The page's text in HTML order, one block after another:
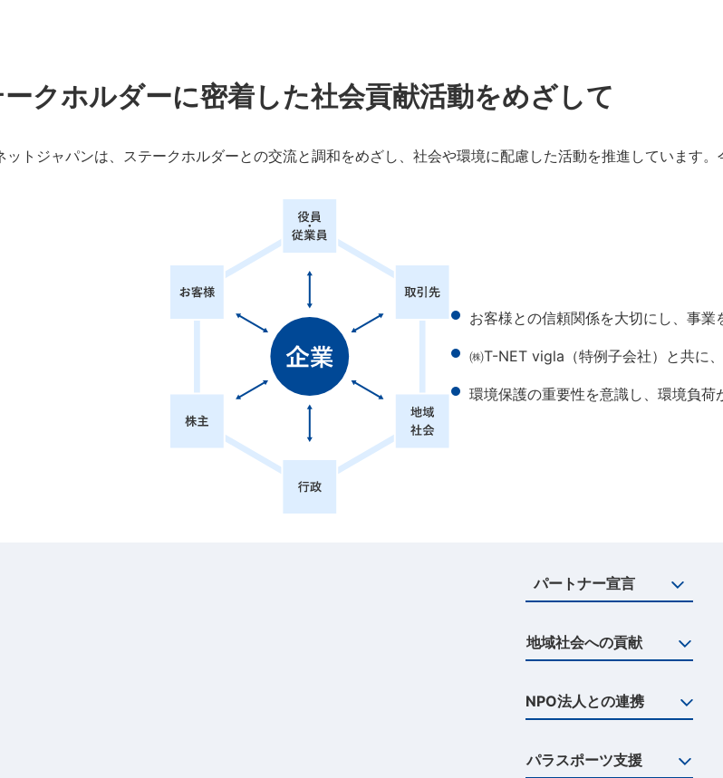
クホルダーに密着した社会貢献活動をめざして
ットジャパンは、ステークホルダーとの交流と調和をめざし、社会や環境に配慮した活動を推進しています
お客様との信頼関係を大切にし、事業
㈱T-NET vigla（特例子会社）と共に
環境保護の重要性を意識し、環境負荷
パートナー宣言
地域社会への貢献
NPO法人との連携
パラスポーツ支援